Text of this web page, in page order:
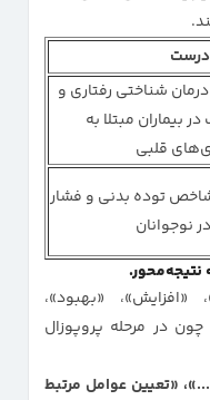
درست
شناختی رفتاری و
بیماران مبتلا به
قلبی
شاخص توده بدنی و فشار
نوجوانان
«افزایش»، «بهبود»،
در مرحله پروپوزال
«تعیین عوامل مرتبط